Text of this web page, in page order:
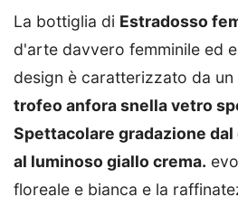
La bottiglia di Estradosso
d'arte davvero femminile ed
design è caratterizzato da un
trofeo anfora snella vetro
Spettacolare gradazione
al luminoso giallo crema.
floreale e bianca e la